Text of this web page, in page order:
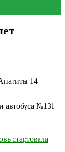
14
автобуса №131
стартовала